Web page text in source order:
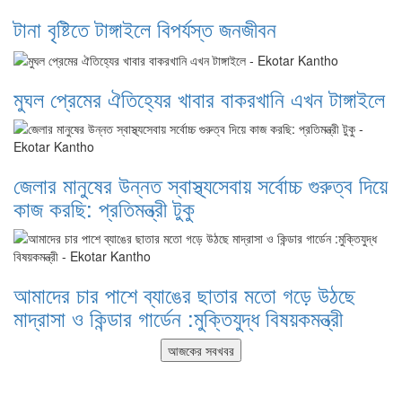
টানা বৃষ্টিতে টাঙ্গাইলে বিপর্যস্ত জনজীবন
মুঘল প্রেমের ঐতিহ্যের খাবার বাকরখানি এখন টাঙ্গাইলে
জেলার মানুষের উন্নত স্বাস্থ্যসেবায় সর্বোচ্চ গুরুত্ব দিয়ে
কাজ করছি: প্রতিমন্ত্রী টুকু
আমাদের চার পাশে ব্যাঙের ছাতার মতো গড়ে উঠছে
মাদ্রাসা ও কিন্ডার গার্ডেন :মুক্তিযুদ্ধ বিষয়কমন্ত্রী